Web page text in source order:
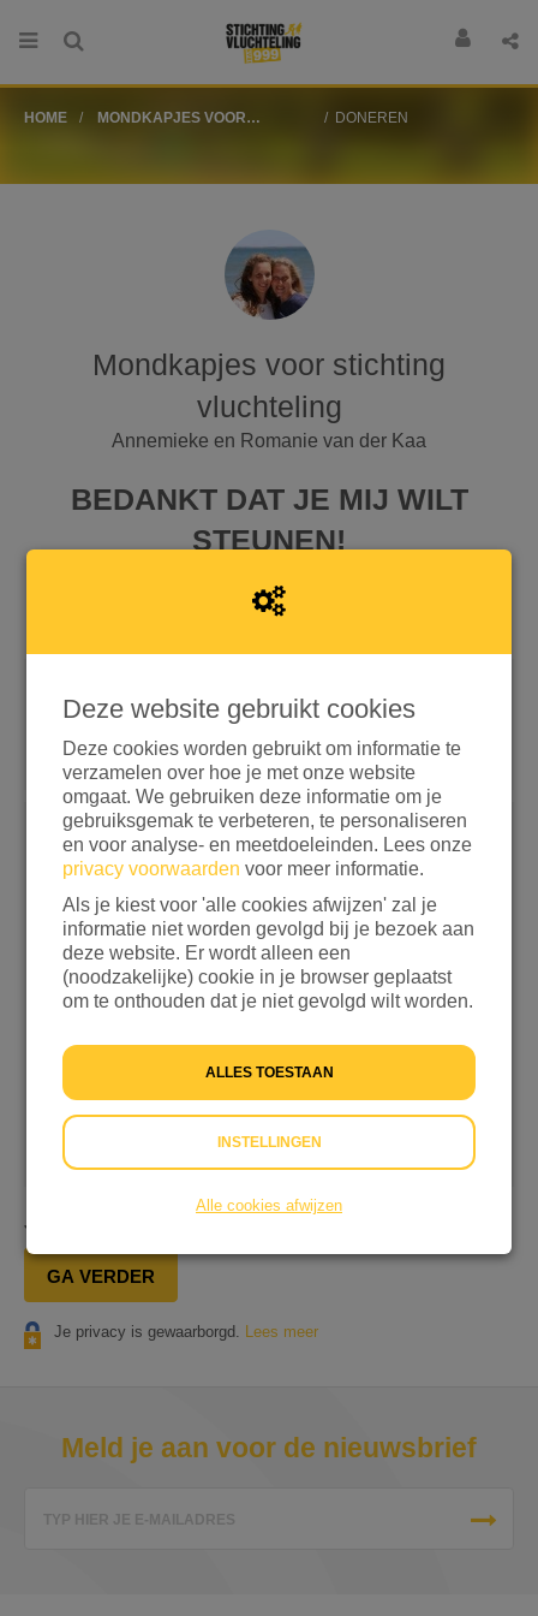
HOME
MONDKAPJES VOOR
DONEREN
Mondkapjes voor stichting
vluchteling
Annemieke en Romanie van der Kaa
BEDANKT DAT JE MIJ WILT
STEUNEN!
Snel doneren met iDEAL | Wero
Doneren met aanvullende opties
Kies een bedrag
€ 15 € 25 € 50 € 100
ANDERS
Ik wil bijdragen aan de transactiekosten en betaal
Ik wil niet bijdragen aan de transactiekosten
Op onze dienstverlening zijn onze
Privacyverklaringvan toepassing.
Je gaat in totaal
GA VERDER
Je privacy is gewaarborgd. Lees meer
Meld je aan voor de nieuwsbrief
TYP HIER JE E-MAILADRES
Deze website gebruikt cookies
Deze cookies worden gebruikt om informatie te
verzamelen over hoe je met onze website
omgaat. We gebruiken deze informatie om je
gebruiksgemak te verbeteren, te personaliseren
en voor analyse- en meetdoeleinden. Lees onze
privacy voorwaarden voor meer informatie.
Als je kiest voor 'alle cookies afwijzen' zal je
informatie niet worden gevolgd bij je bezoek aan
deze website. Er wordt alleen een
(noodzakelijke) cookie in je browser geplaatst
om te onthouden dat je niet gevolgd wilt worden.
ALLES TOESTAAN
INSTELLINGEN
Alle cookies afwijzen